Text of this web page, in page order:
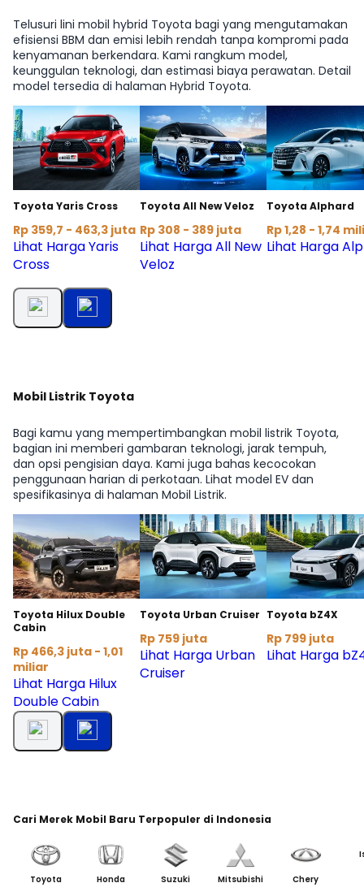
Telusuri lini mobil hybrid Toyota bagi yang mengutamakan
efisiensi BBM dan emisi lebih rendah tanpa kompromi pada
kenyamanan berkendara. Kami rangkum model,
keunggulan teknologi, dan estimasi biaya perawatan. Detail
model tersedia di halaman Hybrid Toyota.
Toyota Yaris Cross
Rp 359,7 - 463,3 juta
Lihat Harga Yaris
Cross
Toyota All New Veloz
Rp 308 - 389 juta
Lihat Harga All New
Veloz
Toyota Alphard
Rp 1,28 - 1,74
Lihat Harga
Mobil Listrik Toyota
Bagi kamu yang mempertimbangkan mobil listrik Toyota,
bagian ini memberi gambaran teknologi, jarak tempuh,
dan opsi pengisian daya. Kami juga bahas kecocokan
penggunaan harian di perkotaan. Lihat model EV dan
spesifikasinya di halaman Mobil Listrik.
Toyota Hilux Double
Cabin
Rp 466,3 juta - 1,01
miliar
Lihat Harga Hilux
Double Cabin
Toyota Urban Cruiser
Rp 759 juta
Lihat Harga Urban
Cruiser
Toyota bZ4X
Rp 799 juta
Lihat Harga
Cari Merek Mobil Baru Terpopuler di Indonesia
Toyota Honda Suzuki Mitsubishi Chery